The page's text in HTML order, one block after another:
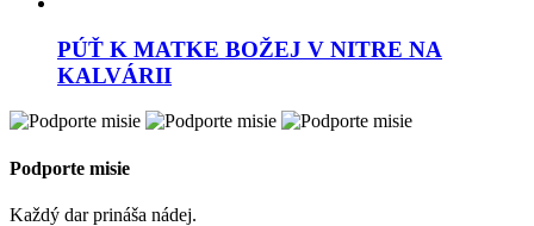
PÚŤ K MATKE BOŽEJ V NITRE NA
KALVÁRII
Podporte misie
Každý dar prináša nádej.